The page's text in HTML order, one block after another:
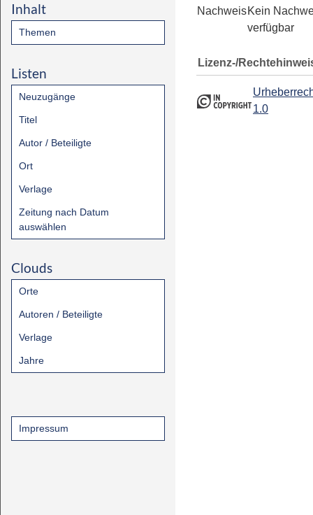
Inhalt
Themen
Listen
Neuzugänge
Titel
Autor / Beteiligte
Ort
Verlage
Zeitung nach Datum
auswählen
Clouds
Orte
Autoren / Beteiligte
Verlage
Jahre
Impressum
NachweisKein
verfügbar
Lizenz-/
1.0